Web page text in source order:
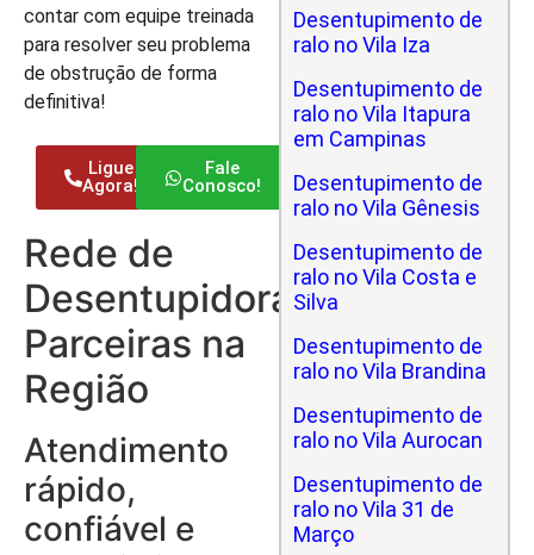
contar com equipe treinada
para resolver seu problema
de obstrução de forma
definitiva!
Ligue
Agora!
Fale
Conosco!
Rede de
Desentupidoras
Parceiras na
Região
Atendimento
rápido,
confiável e
Desentupimento de
ralo no Vila Iza
Desentupimento de
ralo no Vila Itapura
em Campinas
Desentupimento de
ralo no Vila Gênesis
Desentupimento de
ralo no Vila Costa e
Silva
Desentupimento de
ralo no Vila Brandina
Desentupimento de
ralo no Vila Aurocan
Desentupimento de
ralo no Vila 31 de
Março